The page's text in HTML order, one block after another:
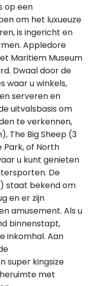
op een
om het luxueuze
is ingericht en
Appledore
Maritiem Museum
Dwaal door de
waar u winkels,
serveren en
uitvalsbasis om
te verkennen,
The Big Sheep (3
Park, of North
u kunt genieten
De
staat bekend om
en er zijn
amusement. Als u
binnenstapt,
inkomhal. Aan
super kingsize
met